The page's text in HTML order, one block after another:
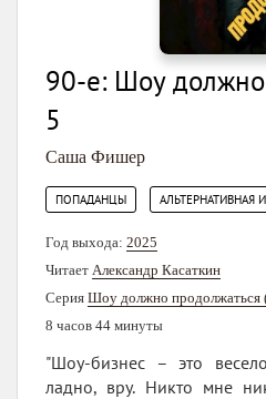
90-е: Шоу
5
Саша Фишер
ПОПАДАНЦЫ АЛЬТЕРНАТИВНАЯ
Год выхода: 2025
Читает Александр Касаткин
Серия Шоу должно
8 часов 44 минуты
"Шоу-бизнес – это
ладно, вру. Никто мне